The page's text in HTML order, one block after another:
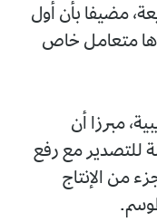
مضيفا بأن أول
متعامل خاص
مبرزا أن
للتصدير مع رفع
من الإنتاج